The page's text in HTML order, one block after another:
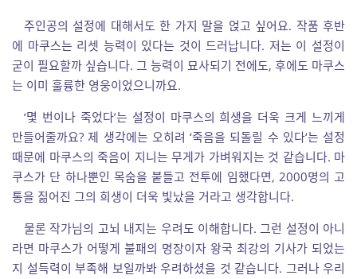
주인공의 설정에 대해서도 한 가지 말을 얹고 싶어요. 작품 후반
에 마쿠스는 리셋 능력이 있다는 것이 드러납니다. 저는 이 설정이
굳이 필요할까 싶습니다. 그 능력이 묘사되기 전에도, 후에도 마쿠스
는 이미 훌륭한 영웅이었으니까요.
‘몇 번이나 죽었다’는 설정이 마쿠스의 희생을 더욱 크게 느끼게
만들어줄까요? 제 생각에는 오히려 ‘죽음을 되돌릴 수 있다‘는 설정
때문에 마쿠스의 죽음이 지니는 무게가 가벼워지는 것 같습니다. 마
쿠스가 단 하나뿐인 목숨을 붙들고 전투에 임했다면, 2000명의 고
통을 짊어진 그의 희생이 더욱 빛났을 거라고 생각합니다.
물론 작가님의 고뇌 내지는 우려도 이해합니다. 그런 설정이 아니
라면 마쿠스가 어떻게 불패의 명장이자 왕국 최강의 기사가 되었는
지 설득력이 부족해 보일까봐 우려하셨을 것 같습니다. 그러나 우리